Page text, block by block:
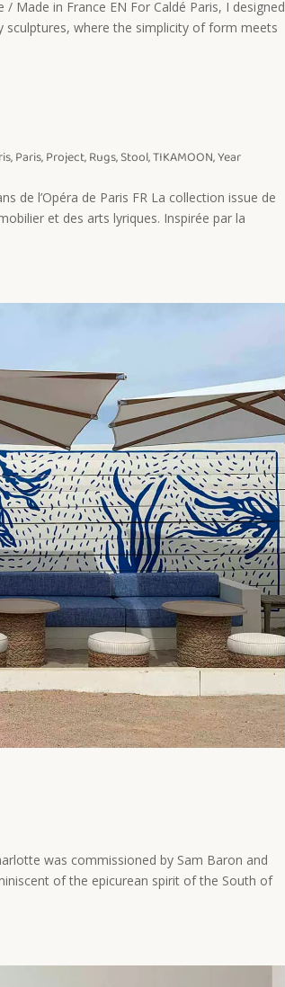
Made in France EN For Caldé Paris, I designed
where the simplicity of form meets
,Paris,Project,Rugs,Stool,TIKAMOON,Year
de l’Opéra de Paris FR La collection issue de
et des arts lyriques. Inspirée par la
was commissioned by Sam Baron and
of the epicurean spirit of the South of